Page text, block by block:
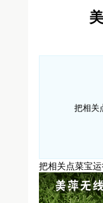
把相关
把相关点菜宝